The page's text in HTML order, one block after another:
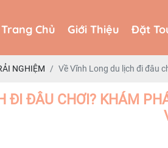
Trang Chủ Giới Thiệu Đặt
Trang Chủ Giới Thiệu Đặt
NGHIỆM Về Vĩnh Long du lịch đi đâu
ĐI ĐÂU CHƠI? KHÁM